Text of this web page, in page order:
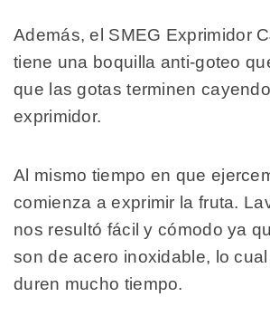
Además, el SMEG Exprimidor
tiene una boquilla anti-goteo
que las gotas terminen
exprimidor.
Al mismo tiempo en que
comienza a exprimir la fruta.
nos resultó fácil y cómodo ya
son de acero inoxidable, lo
duren mucho tiempo.